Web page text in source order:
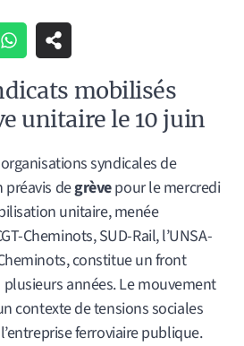
mobilisés
unitaire le 10 juin
syndicales de
préavis degrèvepour le mercredi
unitaire, menée
Cheminots, SUD-Rail, l’UNSA-
constitue un front
années. Le mouvement
contexte de tensions sociales
ferroviaire publique.